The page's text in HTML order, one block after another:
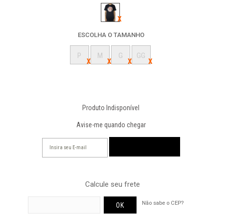
ESCOLHA O TAMANHO
P M G GG
Produto Indisponível
Avise-me quando chegar
Calcule seu frete
Não sabe o CEP?